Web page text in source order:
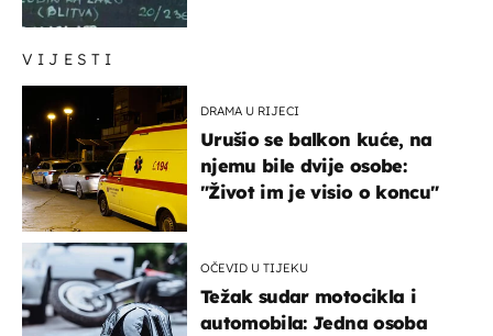
VIJESTI
DRAMA U RIJECI
Urušio se balkon kuće, na
njemu bile dvije osobe:
"Život im je visio o koncu"
OČEVID U TIJEKU
Težak sudar motocikla i
automobila: Jedna osoba